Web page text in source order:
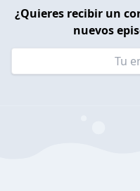
¿Quieres recibir un
nuevos